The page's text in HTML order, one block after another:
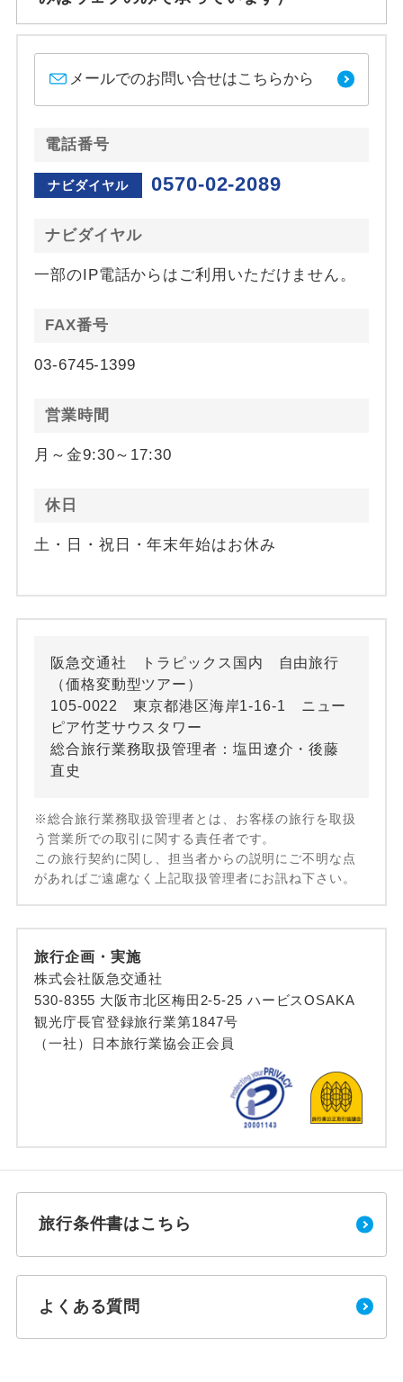
メールでのお問い合せはこちらから
電話番号
ナビダイヤル 0570-02-2089
ナビダイヤル
一部のIP電話からはご利用いただけません。
FAX番号
03-6745-1399
営業時間
月～金9:30～17:30
休日
土・日・祝日・年末年始はお休み
阪急交通社 トラピックス国内 自由旅行
（価格変動型ツアー）
105-0022 東京都港区海岸1-16-1 ニュー
ピア竹芝サウスタワー
総合旅行業務取扱管理者：塩田遼介・後藤
直史
※総合旅行業務取扱管理者とは、お客様の旅行を取扱
う営業所での取引に関する責任者です。
この旅行契約に関し、担当者からの説明にご不明な点
があればご遠慮なく上記取扱管理者にお訊ね下さい。
旅行企画・実施
株式会社阪急交通社
530-8355 大阪市北区梅田2-5-25 ハービスOSAKA
観光庁長官登録旅行業第1847号
（一社）日本旅行業協会正会員
旅行条件書はこちら
よくある質問